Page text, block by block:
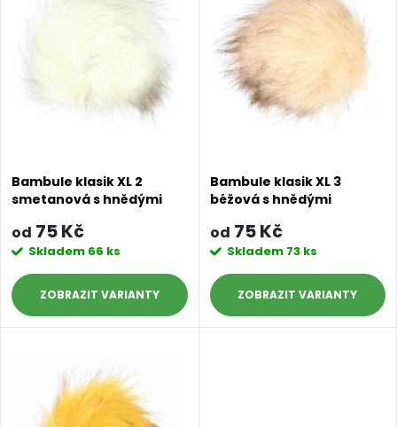
e
n
r
o
d
u
p
r
o
d
Bambule klasik XL 2
smetanová s hnědými
od 75 Kč
Skladem 66 ks
ZOBRAZIT
Bambule klasik XL 3
béžová s hnědými
od 75 Kč
Skladem 73 ks
ZOBRAZIT